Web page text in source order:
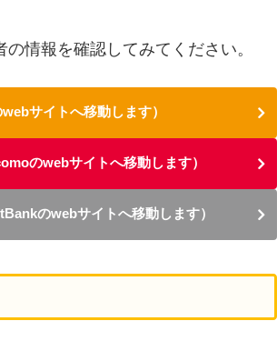
情報を確認してみてください。
webサイトへ移動します）
のwebサイトへ移動します）
のwebサイトへ移動します）